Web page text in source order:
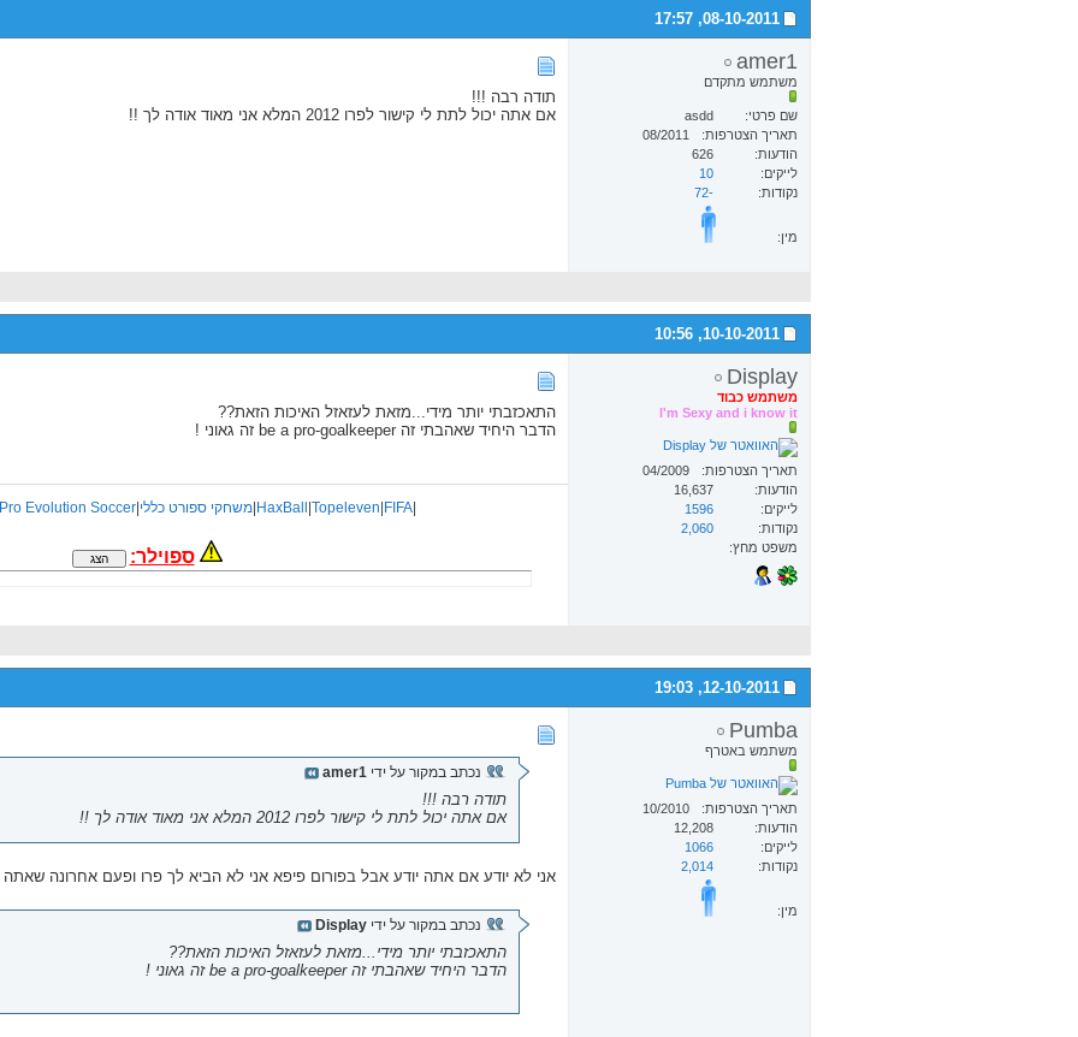
08-10-2011,
17:57
amer1
משתמש מתקדם
שם פרטי
asdd
תאריך הצטרפות
08/2011
הודעות
626
לייקים
10
נקודות
-72
מין:
תודה רבה !!!
אם אתה יכול לתת לי קישור לפרו 2012 המלא אני מאוד אודה לך !!
10-10-2011,
10:56
Display
משתמש כבוד
I'm Sexy and i know it
תאריך הצטרפות
04/2009
הודעות
16,637
לייקים
1596
נקודות
2,060
משפט מחץ
התאכזבתי יותר מידי...מזאת לעזאזל האיכות הזאת??
הדבר היחיד שאהבתי זה be a pro-goalkeeper זה גאוני !
|
HaxBall Topeleven FIFA
|משחקי ספורט כללי |
Pro Evolution Soccer
ספוילר:
12-10-2011,
19:03
Pumba
משתמש באטרף
תאריך הצטרפות
10/2010
הודעות
12,208
לייקים
1066
נקודות
2,014
מין:
נכתב במקור על ידי amer1
תודה רבה !!!
אם אתה יכול לתת לי קישור לפרו 2012 המלא אני מאוד אודה לך !!
אני לא יודע אם אתה יודע אבל בפורום פיפא אני לא הביא לך פרו ופעם אחרונה
נכתב במקור על ידי Display
התאכזבתי יותר מידי...מזאת לעזאזל האיכות הזאת??
הדבר היחיד שאהבתי זה be a pro-goalkeeper זה גאוני !